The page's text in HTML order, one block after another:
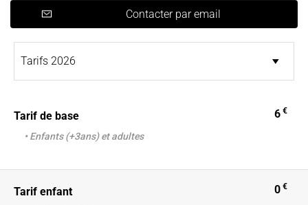
Contacter par email
Tarif de base 6 €
• Enfants (+3ans) et adultes
Tarif enfant 0 €